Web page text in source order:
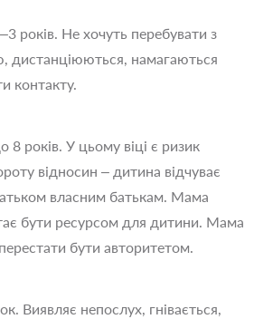
років. Не хочуть перебувати з
дистанціюються, намагаються
контакту.
8 років. У цьому віці є ризик
відносин – дитина відчуває
власним батькам. Мама
бути ресурсом для дитини. Мама
бути авторитетом.
Виявляє непослух, гнівається,